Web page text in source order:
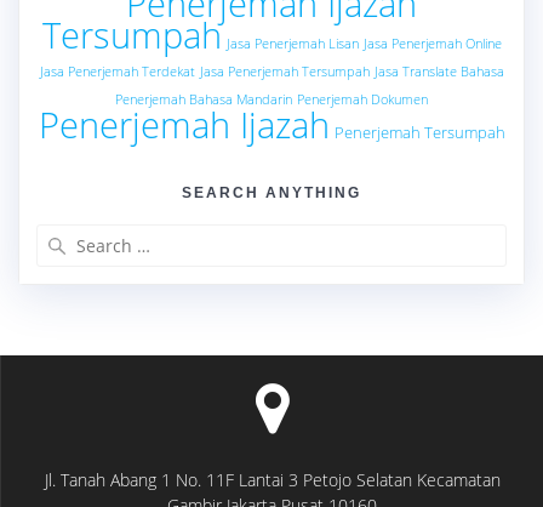
Tersumpah Jasa Penerjemah Lisan Jasa Penerjemah Online
Jasa Penerjemah Terdekat Jasa Penerjemah Tersumpah Jasa Translate Bahasa
Penerjemah Bahasa Mandarin Penerjemah Dokumen
Penerjemah Ijazah Penerjemah Tersumpah
SEARCH ANYTHING
Jl. Tanah Abang 1 No. 11F Lantai 3 Petojo Selatan Kecamatan